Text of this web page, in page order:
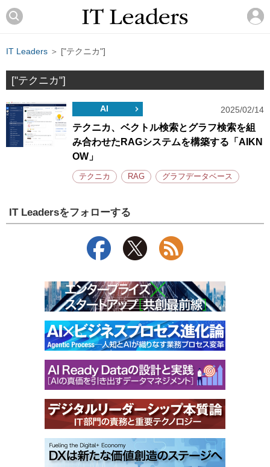
IT Leaders ＞ ["テクニカ"]
["テクニカ"]
AI 2025/02/14
テクニカ、ベクトル検索とグラフ検索を組
み合わせたRAGシステムを構築する「AIKN
OW」
テクニカ RAG グラフデータベース
IT Leadersをフォローする